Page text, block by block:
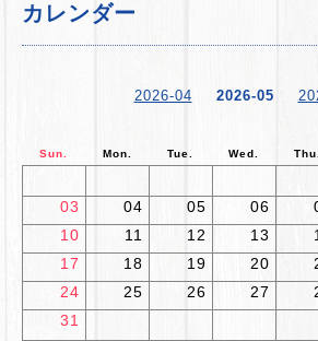
カレンダー
2026-04 2026-05
Sun. Mon. Tue. Wed. Thu.
03
04 05 06
10
11 12 13
17
18 19 20
24
25 26 27
31